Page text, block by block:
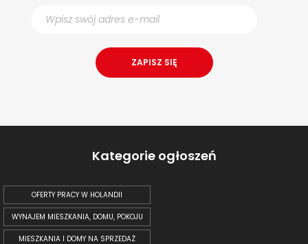
Kategorie ogłoszeń
OFERTY PRACY W HOLANDII
WYNAJEM MIESZKANIA, DOMU, POKOJU
MIESZKANIA I DOMY NA SPRZEDAŻ